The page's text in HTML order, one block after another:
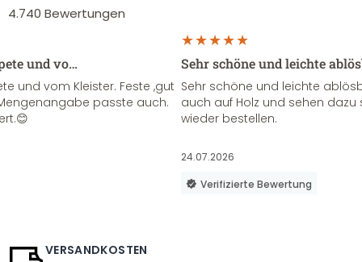
4.740 Bewertungen
und vo…
und vom Kleister. Feste ,gut
passte auch.
Sehr schöne und leichte
Sehr schöne und leichte
auch auf Holz und sehen
wieder bestellen.
24.07.2026
Verifizierte Bewertung
VERSANDKOSTEN